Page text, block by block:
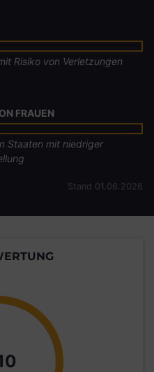
Risiko von Verletzungen
FRAUEN
Staaten mit niedriger
Stand 01.06.2026
Punkte